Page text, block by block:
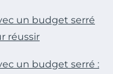
un budget serré
réussir
un budget serré :